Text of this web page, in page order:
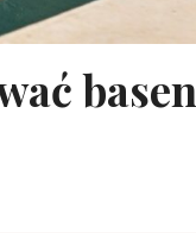
basen